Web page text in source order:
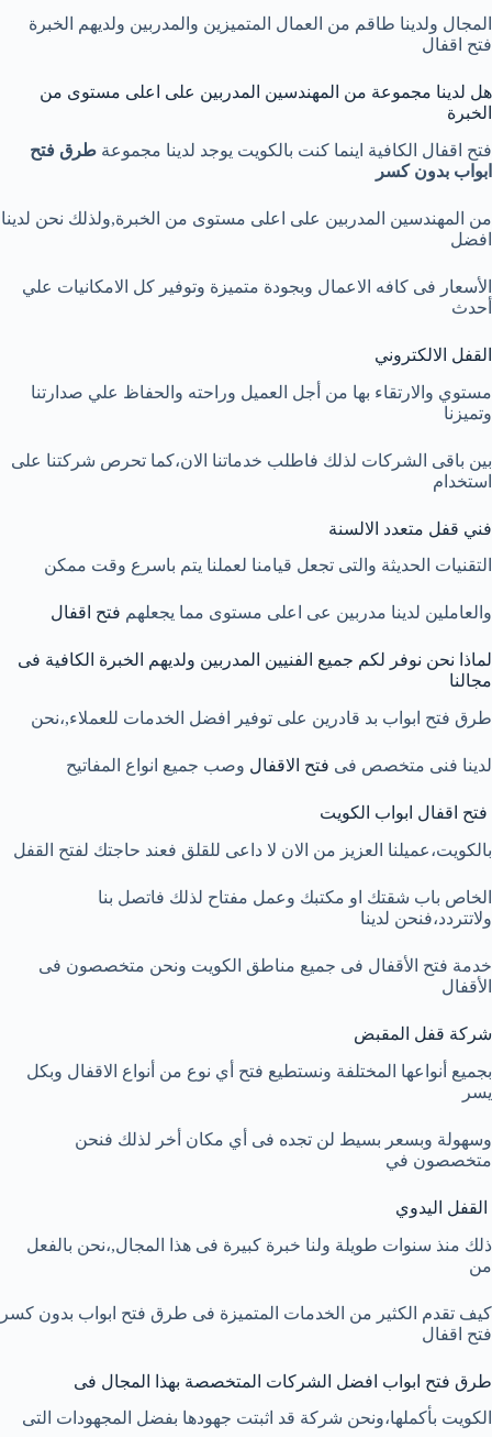
المجال ولدينا طاقم من العمال المتميزين والمدربين ولديهم الخبرة
فتح اقفال
هل لدينا مجموعة من المهندسين المدربين على اعلى مستوى من
الخبرة
فتح اقفال الكافية اينما كنت بالكويت يوجد لدينا مجموعة طرق فتح
ابواب بدون كسر
من المهندسين المدربين على اعلى مستوى من الخبرة,ولذلك نحن لدينا
افضل
الأسعار فى كافه الاعمال وبجودة متميزة وتوفير كل الامكانيات علي
أحدث
القفل الالكتروني
مستوي والارتقاء بها من أجل العميل وراحته والحفاظ علي صدارتنا
وتميزنا
بين باقى الشركات لذلك فاطلب خدماتنا الان،كما تحرص شركتنا على
استخدام
فني قفل متعدد الالسنة
التقنيات الحديثة والتى تجعل قيامنا لعملنا يتم باسرع وقت ممكن
والعاملين لدينا مدربين عى اعلى مستوى مما يجعلهم فتح اقفال
لماذا نحن نوفر لكم جميع الفنيين المدربين ولديهم الخبرة الكافية فى
مجالنا
طرق فتح ابواب بد قادرين على توفير افضل الخدمات للعملاء,،نحن
لدينا فنى متخصص فى فتح الاقفال وصب جميع انواع المفاتيح
فتح اقفال ابواب الكويت
بالكويت،عميلنا العزيز من الان لا داعى للقلق فعند حاجتك لفتح القفل
الخاص باب شقتك او مكتبك وعمل مفتاح لذلك فاتصل بنا
ولاتتردد،فنحن لدينا
خدمة فتح الأقفال فى جميع مناطق الكويت ونحن متخصصون فى
الأقفال
شركة قفل المقبض
بجميع أنواعها المختلفة ونستطيع فتح أي نوع من أنواع الاقفال وبكل
يسر
وسهولة وبسعر بسيط لن تجده فى أي مكان أخر لذلك فنحن
متخصصون في
القفل اليدوي
ذلك منذ سنوات طويلة ولنا خبرة كبيرة فى هذا المجال,،نحن بالفعل
من
كيف تقدم الكثير من الخدمات المتميزة فى طرق فتح ابواب بدون كسر
فتح اقفال
طرق فتح ابواب افضل الشركات المتخصصة بهذا المجال فى
الكويت بأكملها،ونحن شركة قد اثبتت جهودها بفضل المجهودات التى